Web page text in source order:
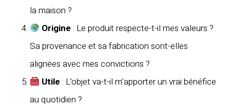
la maison ?
Origine : Le produit respecte-t-il mes valeurs ?
Sa provenance et sa fabrication sont-elles
alignées avec mes convictions ?
Utile : L’objet va-t-il m’apporter un vrai bénéfice
au quotidien ?